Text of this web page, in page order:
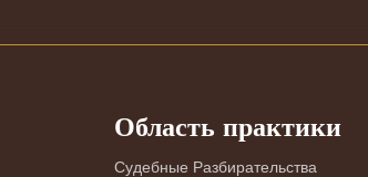
Область практики
Судебные Разбирательства